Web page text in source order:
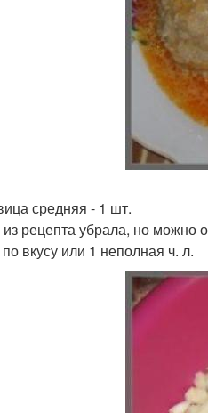
средняя - 1 шт.
рецепта убрала, но можно
вкусу или 1 неполная ч. л.